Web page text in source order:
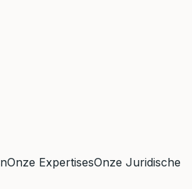
Onze ExpertisesOnze Juridische